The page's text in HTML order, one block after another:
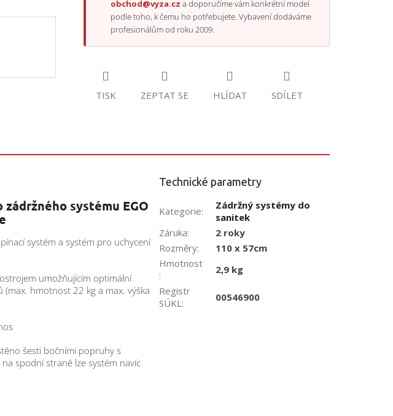
obchod@vyza.cz a doporučíme vám konkrétní model
podle toho, k čemu ho potřebujete. Vybavení dodáváme
profesionálům od roku 2009.
TISK ZEPTAT SE HLÍDAT SDÍLET
systému EGO
systém a systém pro uchycení
umožňujícím optimální
hmotnost 22 kg a max. výška
šesti bočními popruhy s
spodní straně lze systém navíc
Technické parametry
Kategorie:
Zádržný systémy do
sanitek
Záruka:
2 roky
Rozměry:
110 x 57cm
Hmotnost
:
2,9 kg
Registr
SÚKL : 00546900